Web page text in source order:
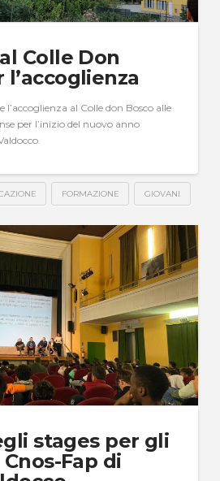
Colle Don
l’accoglienza
l’accoglienza al Colle don Bosco alle
per l’inizio del nuovo anno
FORMAZIONE GIOVANI
stages per gli
Fap di